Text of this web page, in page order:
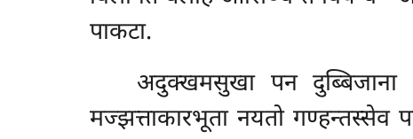
पाकटा.
अदुक्खमसुखा पन दुब्बिजाना
मज्झत्ताकारभूता नयतो गण्हन्तस्सेव